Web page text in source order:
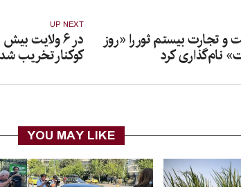
UP NEXT
کوکنار تخریب
و تجارت بیستم ثور را «روز
نام‌گذاری کرد
YOU MAY LIKE